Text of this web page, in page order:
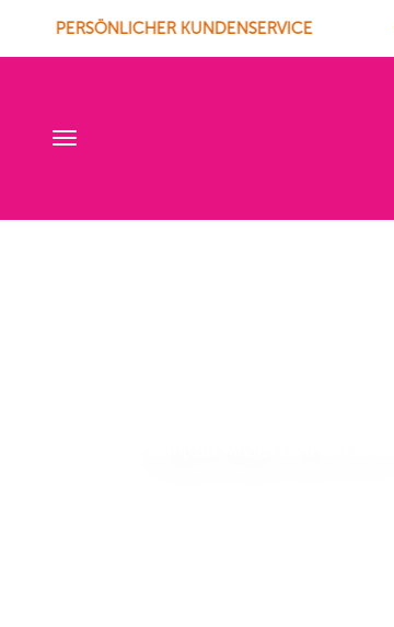
PERSÖNLICHER KUNDENSERVICE
Navigationsmenü öffnen